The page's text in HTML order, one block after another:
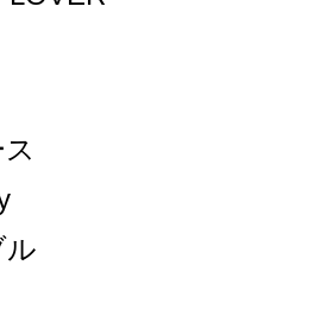
ル